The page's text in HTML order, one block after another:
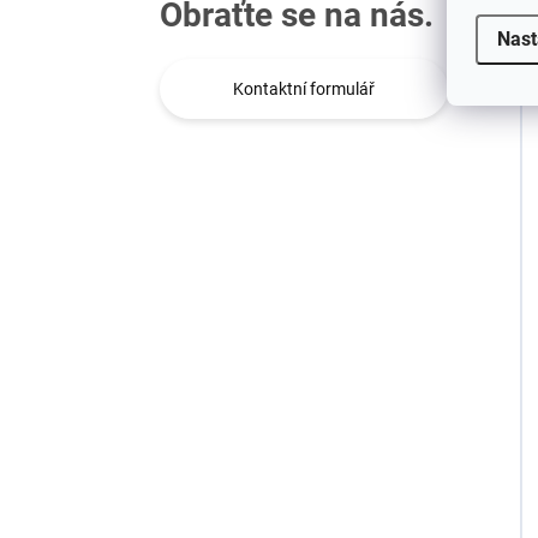
Obraťte se na nás.
Kontaktní formulář